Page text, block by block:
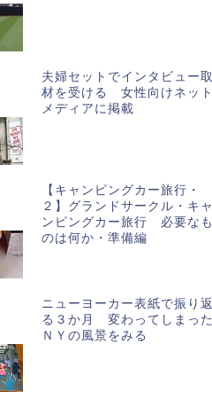
夫婦セットでインタビュー取
材を受ける 女性向けネット
メディアに掲載
【キャンピングカー旅行・
２】グランドサークル・キャ
ンピングカー旅行 必要なも
のは何か・準備編
ニューヨーカー表紙で振り返
る３か月 変わってしまった
ＮＹの風景をみる